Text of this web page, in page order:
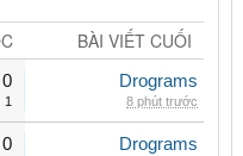
BÀI VIẾT CUỐI
0
1
Drograms
8 phút trước
0 Drograms